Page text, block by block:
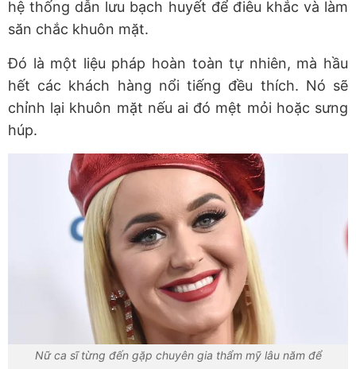
hệ thống dẫn lưu bạch huyết để điêu khắc và làm
săn chắc khuôn mặt.
Đó là một liệu pháp hoàn toàn tự nhiên, mà hầu
hết các khách hàng nổi tiếng đều thích. Nó sẽ
chỉnh lại khuôn mặt nếu ai đó mệt mỏi hoặc sưng
húp.
Nữ ca sĩ từng đến gặp chuyên gia thẩm mỹ lâu năm để